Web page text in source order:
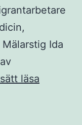
Ida
läsa